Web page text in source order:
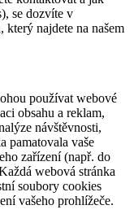
se dozvíte v
který najdete na našem
používat webové
obsahu a reklam,
návštěvnosti,
pamatovala vaše
zařízení (např. do
webová stránka
soubory cookies
vašeho prohlížeče.